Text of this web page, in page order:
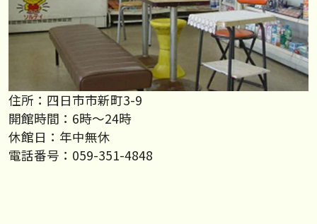
住所：四日市市新町3-9
開館時間：6時～24時
休館日：年中無休
電話番号：059-351-4848